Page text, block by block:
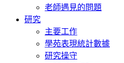
老師遇見的問題
研究
主要工作
學苑表現統計數據
研究操守